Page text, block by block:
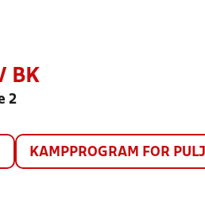
BK
2
KAMPPROGRAM FOR